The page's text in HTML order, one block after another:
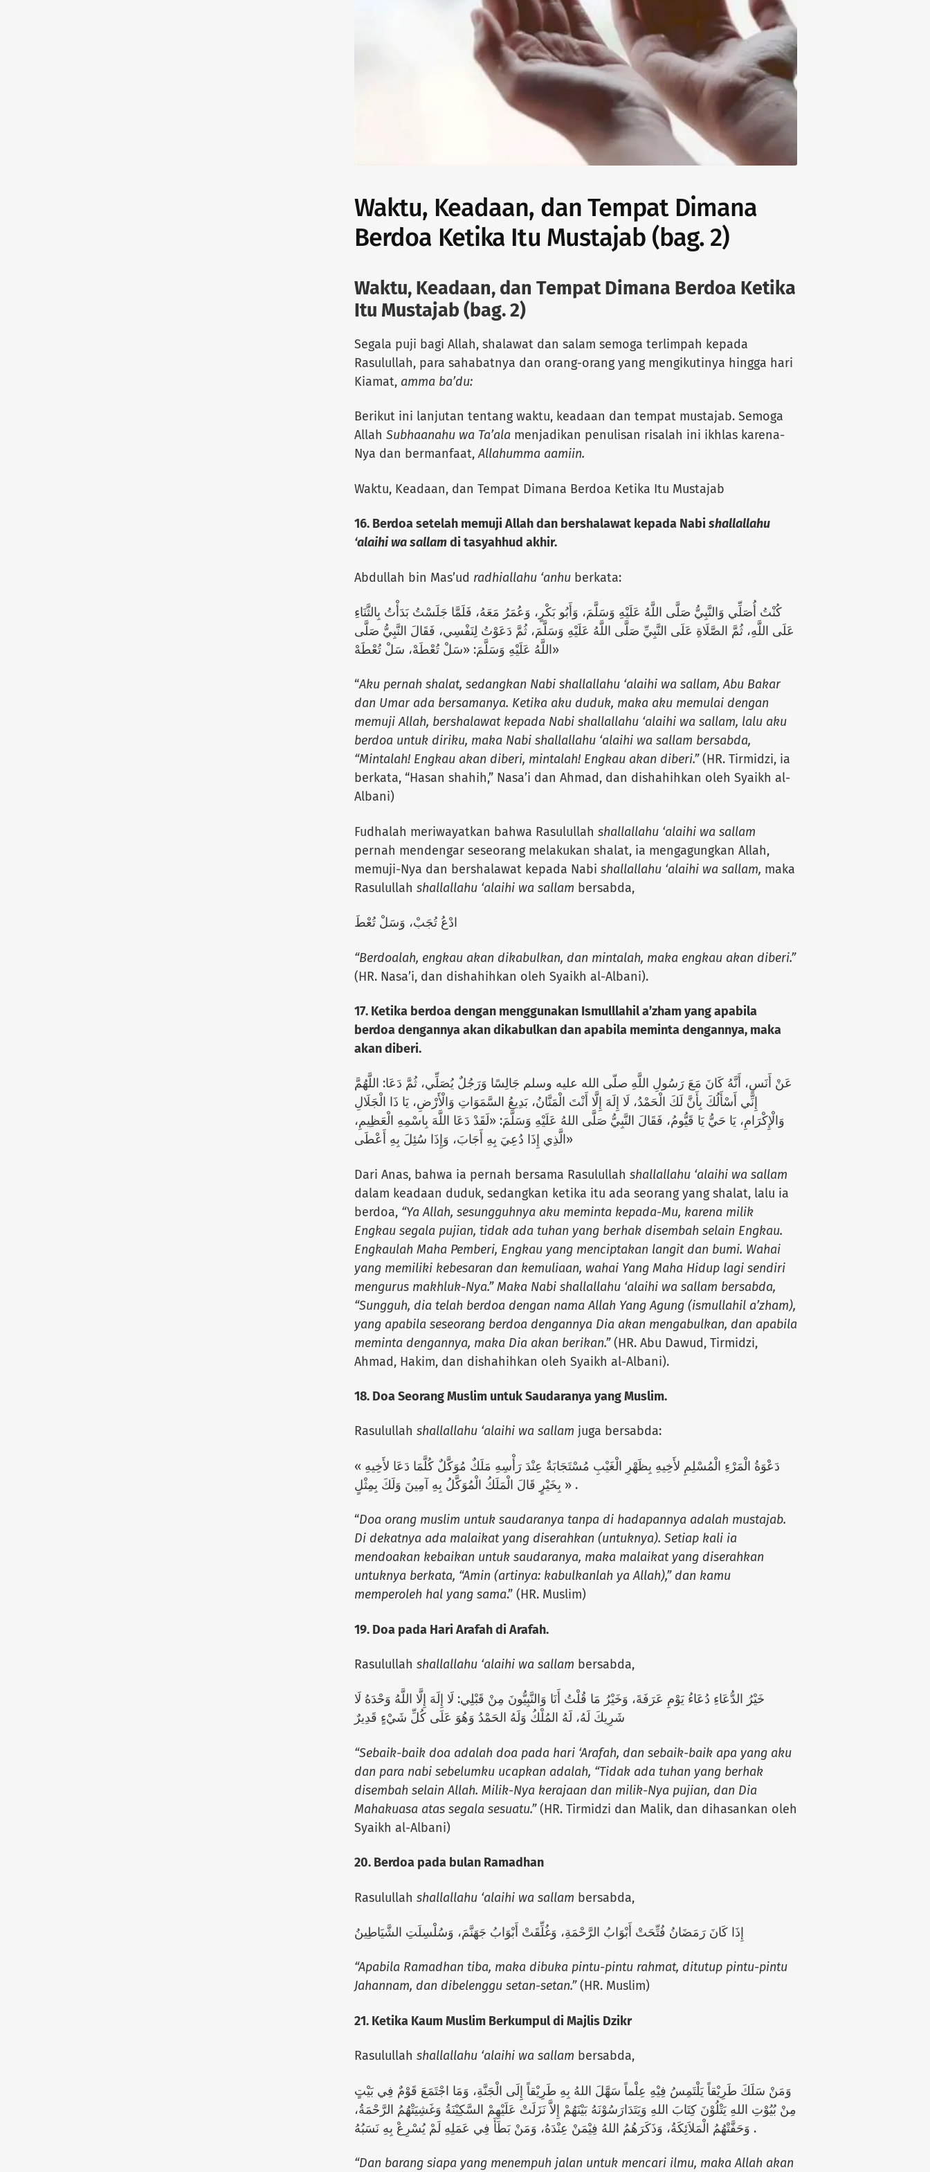
Waktu, Keadaan, dan Tempat Dimana
Berdoa Ketika Itu Mustajab (bag. 2)
Waktu, Keadaan, dan Tempat Dimana Berdoa Ketika
Itu Mustajab (bag. 2)
Segala puji bagi Allah, shalawat dan salam semoga terlimpah kepada
Rasulullah, para sahabatnya dan orang-orang yang mengikutinya hingga hari
Kiamat, amma ba’du:
Berikut ini lanjutan tentang waktu, keadaan dan tempat mustajab. Semoga
Allah Subhaanahu wa Ta’alamenjadikan penulisan risalah ini ikhlas karena-
Nya dan bermanfaat,Allahumma aamiin.
Waktu, Keadaan, dan Tempat Dimana Berdoa Ketika Itu Mustajab
16. Berdoa setelah memuji Allah dan bershalawat kepada Nabishallallahu
‘alaihi wa sallamdi tasyahhud akhir.
Abdullah bin Mas’ud radhiallahu ‘anhuberkata:
كُنْتُ أُصَلِّي وَالنَّبِيُّ صَلَّى اللَّهُ عَلَيْهِ وَسَلَّمَ، وَأَبُو بَكْرٍ، وَعُمَرُ مَعَهُ، فَلَمَّا جَلَسْتُ بَدَأْتُ بِالثَّنَاءِ
عَلَى اللَّهِ، ثُمَّ الصَّلَاةِ عَلَى النَّبِيِّ صَلَّى اللَّهُ عَلَيْهِ وَسَلَّمَ، ثُمَّ دَعَوْتُ لِنَفْسِي، فَقَالَ النَّبِيُّ صَلَّى
اللَّهُ عَلَيْهِ وَسَلَّمَ: «سَلْ تُعْطَهْ، سَلْ تُعْطَهْ»
“Aku pernah shalat, sedangkan Nabi shallallahu ‘alaihi wa sallam, Abu Bakar
dan Umar ada bersamanya. Ketika aku duduk, maka aku memulai dengan
memuji Allah, bershalawat kepada Nabi shallallahu ‘alaihi wa sallam, lalu aku
berdoa untuk diriku, maka Nabi shallallahu ‘alaihi wa sallam bersabda,
“Mintalah! Engkau akan diberi, mintalah! Engkau akan diberi.”(HR. Tirmidzi, ia
berkata, “Hasan shahih,” Nasa’i dan Ahmad, dan dishahihkan oleh Syaikh al-
Albani)
Fudhalah meriwayatkan bahwa Rasulullah shallallahu ‘alaihi wa sallam
pernah mendengar seseorang melakukan shalat, ia mengagungkan Allah,
memuji-Nya dan bershalawat kepada Nabi shallallahu ‘alaihi wa sallam, maka
Rasulullah shallallahu ‘alaihi wa sallam bersabda,
ادْعُ تُجَبْ، وَسَلْ تُعْطَ
“Berdoalah, engkau akan dikabulkan, dan mintalah, maka engkau akan diberi.”
(HR. Nasa’i, dan dishahihkan oleh Syaikh al-Albani).
17. Ketika berdoa dengan menggunakan Ismulllahil a’zham yang apabila
berdoa dengannya akan dikabulkan dan apabila meminta dengannya, maka
akan diberi.
عَنْ أَنَسٍ، أَنَّهُ كَانَ مَعَ رَسُولِ اللَّهِ صلّى الله عليه وسلم جَالِسًا وَرَجُلٌ يُصَلِّي، ثُمَّ دَعَا: اللَّهُمَّ
إِنِّي أَسْأَلُكَ بِأَنَّ لَكَ الْحَمْدُ، لَا إِلَهَ إِلَّا أَنْتَ الْمَنَّانُ، بَدِيعُ السَّمَوَاتِ وَالْأَرْضِ، يَا ذَا الْجَلَالِ
وَالْإِكْرَامِ، يَا حَيُّ يَا قَيُّومُ، فَقَالَ النَّبِيُّ صَلَّى اللهُ عَلَيْهِ وَسَلَّمَ: «لَقَدْ دَعَا اللَّهَ بِاسْمِهِ الْعَظِيمِ،
الَّذِي إِذَا دُعِيَ بِهِ أَجَابَ، وَإِذَا سُئِلَ بِهِ أَعْطَى»
Dari Anas, bahwa ia pernah bersama Rasulullah shallallahu ‘alaihi wa sallam
dalam keadaan duduk, sedangkan ketika itu ada seorang yang shalat, lalu ia
berdoa, “Ya Allah, sesungguhnya aku meminta kepada-Mu, karena milik
Engkau segala pujian, tidak ada tuhan yang berhak disembah selain Engkau.
Engkaulah Maha Pemberi, Engkau yang menciptakan langit dan bumi. Wahai
yang memiliki kebesaran dan kemuliaan, wahai Yang Maha Hidup lagi sendiri
mengurus makhluk-Nya.” Maka Nabi shallallahu ‘alaihi wa sallam bersabda,
“Sungguh, dia telah berdoa dengan nama Allah Yang Agung (ismullahil a’zham),
yang apabila seseorang berdoa dengannya Dia akan mengabulkan, dan apabila
meminta dengannya, maka Dia akan berikan.”(HR. Abu Dawud, Tirmidzi,
Ahmad, Hakim, dan dishahihkan oleh Syaikh al-Albani).
18. Doa Seorang Muslim untuk Saudaranya yang Muslim.
Rasulullah shallallahu ‘alaihi wa sallam juga bersabda:
« دَعْوَةُ الْمَرْءِ الْمُسْلِمِ لأَخِيهِ بِظَهْرِ الْغَيْبِ مُسْتَجَابَةٌ عِنْدَ رَأْسِهِ مَلَكٌ مُوَكَّلٌ كُلَّمَا دَعَا لأَخِيهِ
بِخَيْرٍ قَالَ الْمَلَكُ الْمُوَكَّلُ بِهِ آمِينَ وَلَكَ بِمِثْلٍ » .
“Doa orang muslim untuk saudaranya tanpa di hadapannya adalah mustajab.
Di dekatnya ada malaikat yang diserahkan (untuknya). Setiap kali ia
mendoakan kebaikan untuk saudaranya, maka malaikat yang diserahkan
untuknya berkata, “Amin (artinya: kabulkanlah ya Allah),” dan kamu
memperoleh hal yang sama.” (HR. Muslim)
19. Doa pada Hari Arafah di Arafah.
Rasulullah shallallahu ‘alaihi wa sallam bersabda,
خَيْرُ الدُّعَاءِ دُعَاءُ يَوْمِ عَرَفَةَ، وَخَيْرُ مَا قُلْتُ أَنَا وَالنَّبِيُّونَ مِنْ قَبْلِي: لَا إِلَهَ إِلَّا اللَّهُ وَحْدَهُ لَا
شَرِيكَ لَهُ، لَهُ المُلْكُ وَلَهُ الحَمْدُ وَهُوَ عَلَى كُلِّ شَيْءٍ قَدِيرٌ
“Sebaik-baik doa adalah doa pada hari ‘Arafah, dan sebaik-baik apa yang aku
dan para nabi sebelumku ucapkan adalah, “Tidak ada tuhan yang berhak
disembah selain Allah. Milik-Nya kerajaan dan milik-Nya pujian, dan Dia
Mahakuasa atas segala sesuatu.”(HR. Tirmidzi dan Malik, dan dihasankan oleh
Syaikh al-Albani)
20. Berdoa pada bulan Ramadhan
Rasulullah shallallahu ‘alaihi wa sallam bersabda,
إِذَا كَانَ رَمَضَانُ فُتِّحَتْ أَبْوَابُ الرَّحْمَةِ، وَغُلِّقَتْ أَبْوَابُ جَهَنَّمَ، وَسُلْسِلَتِ الشَّيَاطِينُ
“Apabila Ramadhan tiba, maka dibuka pintu-pintu rahmat, ditutup pintu-pintu
Jahannam, dan dibelenggu setan-setan.”(HR. Muslim)
21. Ketika Kaum Muslim Berkumpul di Majlis Dzikr
Rasulullah shallallahu ‘alaihi wa sallam bersabda,
وَمَنْ سَلَكَ طَرِيْقاً يَلْتَمِسُ فِيْهِ عِلْماً سَهَّلَ اللهُ بِهِ طَرِيْقاً إِلَى الْجَنَّةِ، وَمَا اجْتَمَعَ قَوْمٌ فِي بَيْتٍ
مِنْ بُيُوْتِ اللهِ يَتْلُوْنَ كِتَابَ اللهِ وَيَتَدَارَسُوْنَهُ بَيْنَهُمْ إِلاَّ نَزَلَتْ عَلَيْهِمْ السَّكِيْنَةُ وَغَشِيَتْهُمُ الرَّحْمَةُ،
وَحَفَّتْهُمُ الْمَلاَئِكَةُ، وَذَكَرَهُمُ اللهُ فِيْمَنْ عِنْدَهُ، وَمَنْ بَطَأَ فِي عَمَلِهِ لَمْ يُسْرِعْ بِهِ نَسَبُهُ .
“Dan barang siapa yang menempuh jalan untuk mencari ilmu, maka Allah akan